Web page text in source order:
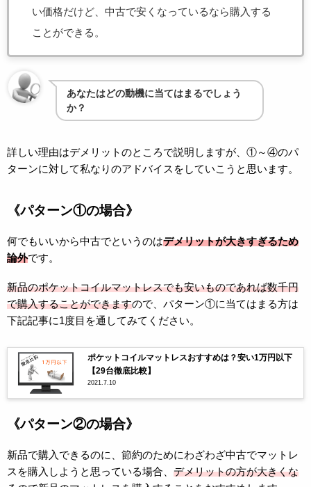
い価格だけど、中古で安くなっているなら購入する
ことができる。
あなたはどの動機に当てはまるでしょう
か？
詳しい理由はデメリットのところで説明しますが、①～④のパ
ターンに対して私なりのアドバイスをしていこうと思います。
《パターン①の場合》
何でもいいから中古でというのはデメリットが大きすぎるため
論外です。
新品のポケットコイルマットレスでも安いものであれば数千円
で購入することができますので、パターン①に当てはまる方は
下記記事に1度目を通してみてください。
ポケットコイルマットレスおすすめは？安い1万円以下
【29台徹底比較】
2021.7.10
《パターン②の場合》
新品で購入できるのに、節約のためにわざわざ中古でマットレ
スを購入しようと思っている場合、 デメリットの方が大きくな